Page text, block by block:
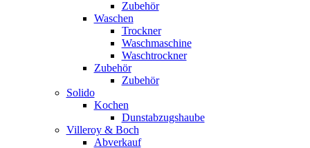
Zubehör
Waschen
Trockner
Waschmaschine
Waschtrockner
Zubehör
Zubehör
Solido
Kochen
Dunstabzugshaube
Villeroy & Boch
Abverkauf